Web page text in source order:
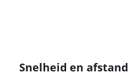
Snelheid en afstand